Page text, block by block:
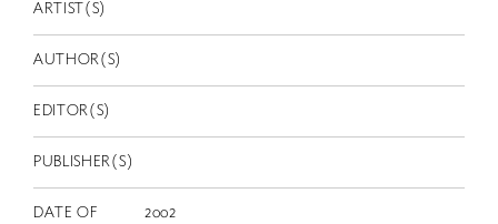
EN
ARTIST(S)
AUTHOR(S)
EDITOR(S)
PUBLISHER(S)
DATE OF
2002